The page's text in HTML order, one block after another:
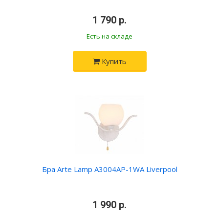
1 790 р.
Есть на складе
Купить
Бра Arte Lamp A3004AP-1WA Liverpool
1 990 р.